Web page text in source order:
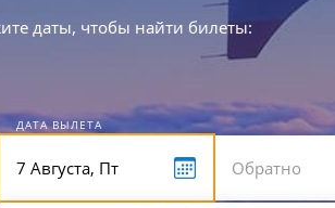
даты, чтобы найти билеты:
ДАТА ВЫЛЕТА